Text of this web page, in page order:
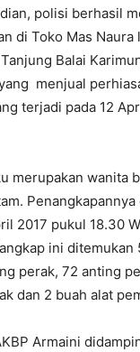
polisi berhasil
di Toko Mas Naura
Balai
menjual
terjadi pada 12
merupakan wanita
2017 pukul 18.30
ini ditemukan
perak, 72 anting
dan 2 buah alat
Armaini